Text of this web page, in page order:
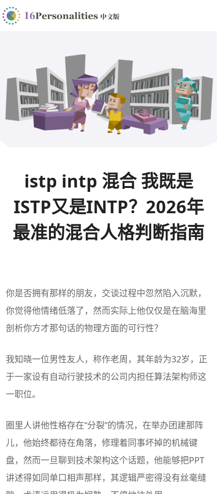
istp intp 混合 我既是
ISTP又是INTP？2026年
最准的混合人格判断指南
你是否拥有那样的朋友，交谈过程中忽然陷入沉默，
你觉得他情绪低落了，然而实际上他仅仅是在脑海里
剖析你方才那句话的物理方面的可行性？
我知晓一位男性友人，称作老周，其年龄为32岁，正
于一家设有自动行驶技术的公司内担任算法架构师这
一职位。
圈里人讲他性格存在“分裂”的情况，在举办团建那阵
儿，他始终都待在角落，修理着同事坏掉的机械键
盘，然而一旦聊到技术架构这个话题，他能够把PPT
讲述得如同单口相声那样，其逻辑严密得没有丝毫缝